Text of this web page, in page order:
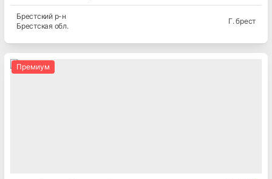
Брестский р-н
Брестская обл.
Г. брест
Премиум